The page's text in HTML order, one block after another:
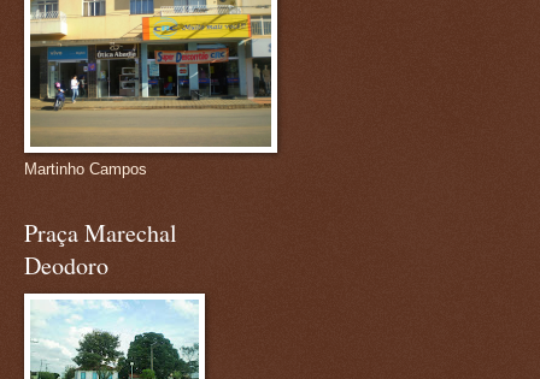
Martinho Campos
Praça Marechal
Deodoro